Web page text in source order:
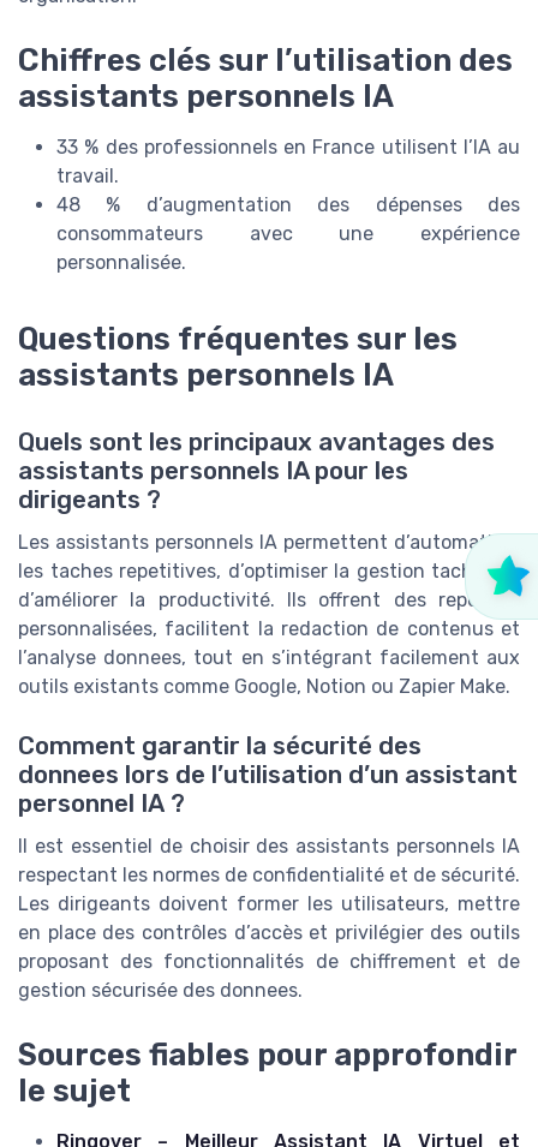
Chiffres clés sur l’utilisation des
assistants personnels IA
33 % des professionnels en France utilisent l’IA au
travail.
48 % d’augmentation des dépenses des
consommateurs avec une expérience
personnalisée.
Questions fréquentes sur les
assistants personnels IA
Quels sont les principaux avantages des
assistants personnels IA pour les
dirigeants ?
Les assistants personnels IA permettent d’automatiser
les taches repetitives, d’optimiser la gestion taches et
d’améliorer la productivité. Ils offrent des reponses
personnalisées, facilitent la redaction de contenus et
l’analyse donnees, tout en s’intégrant facilement aux
outils existants comme Google, Notion ou Zapier Make.
Comment garantir la sécurité des
donnees lors de l’utilisation d’un assistant
personnel IA ?
Il est essentiel de choisir des assistants personnels IA
respectant les normes de confidentialité et de sécurité.
Les dirigeants doivent former les utilisateurs, mettre
en place des contrôles d’accès et privilégier des outils
proposant des fonctionnalités de chiffrement et de
gestion sécurisée des donnees.
Sources fiables pour approfondir
le sujet
Ringover – Meilleur Assistant IA Virtuel et